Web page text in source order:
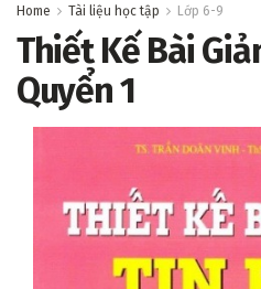
Home Tài liệu học tập Lớp 6-9
Thiết Kế Bài
Quyển 1